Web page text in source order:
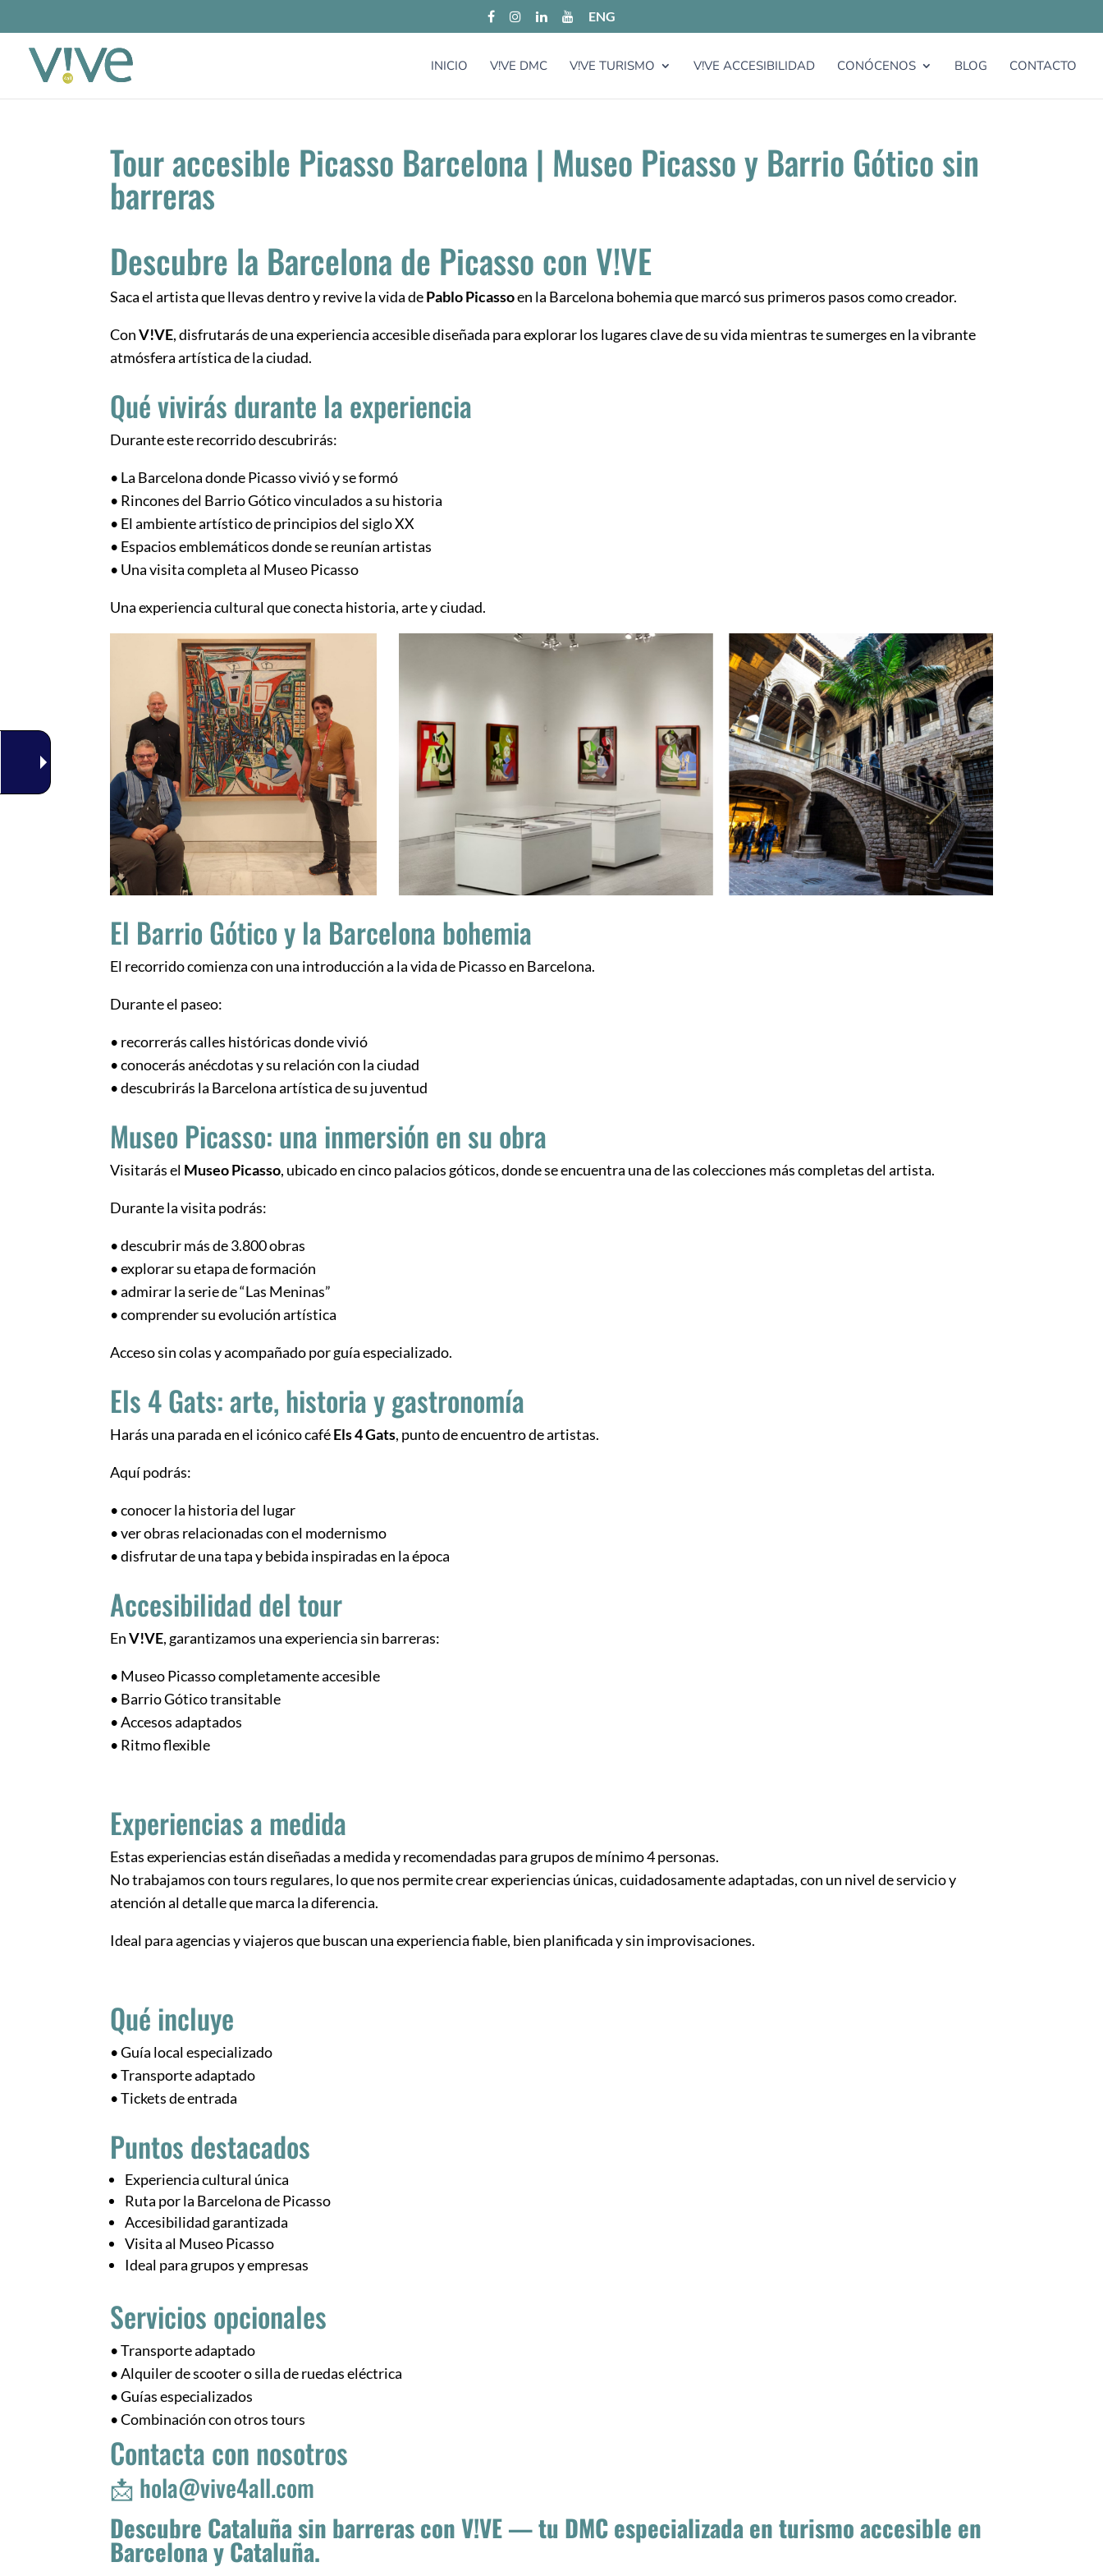
ENG
INICIO V!VE DMC V!VE TURISMO V!VE ACCESIBILIDAD CONÓCENOS BLOG CONTACTO
Tour accesible Picasso Barcelona | Museo Picasso y Barrio Gótico sin
barreras
Descubre la Barcelona de Picasso con V!VE
Saca el artista que llevas dentro y revive la vida dePablo Picassoen la Barcelona bohemia que marcó sus primeros pasos como creador.
ConV!VE, disfrutarás de una experiencia accesible diseñada para explorar los lugares clave de su vida mientras te sumerges en la vibrante
atmósfera artística de la ciudad.
Qué vivirás durante la experiencia
Durante este recorrido descubrirás:
• La Barcelona donde Picasso vivió y se formó
• Rincones del Barrio Gótico vinculados a su historia
• El ambiente artístico de principios del siglo XX
• Espacios emblemáticos donde se reunían artistas
• Una visita completa al Museo Picasso
Una experiencia cultural que conecta historia, arte y ciudad.
El Barrio Gótico y la Barcelona bohemia
El recorrido comienza con una introducción a la vida de Picasso en Barcelona.
Durante el paseo:
• recorrerás calles históricas donde vivió
• conocerás anécdotas y su relación con la ciudad
• descubrirás la Barcelona artística de su juventud
Museo Picasso: una inmersión en su obra
Visitarás el Museo Picasso, ubicado en cinco palacios góticos, donde se encuentra una de las colecciones más completas del artista.
Durante la visita podrás:
• descubrir más de 3.800 obras
• explorar su etapa de formación
• admirar la serie de “Las Meninas”
• comprender su evolución artística
Acceso sin colas y acompañado por guía especializado.
Els 4 Gats: arte, historia y gastronomía
Harás una parada en el icónico caféEls 4 Gats, punto de encuentro de artistas.
Aquí podrás:
• conocer la historia del lugar
• ver obras relacionadas con el modernismo
• disfrutar de una tapa y bebida inspiradas en la época
Accesibilidad del tour
EnV!VE, garantizamos una experiencia sin barreras:
• Museo Picasso completamente accesible
• Barrio Gótico transitable
• Accesos adaptados
• Ritmo flexible
Experiencias a medida
Estas experiencias están diseñadas a medida y recomendadas para grupos de mínimo 4 personas.
No trabajamos con tours regulares, lo que nos permite crear experiencias únicas, cuidadosamente adaptadas, con un nivel de servicio y
atención al detalle que marca la diferencia.
Ideal para agencias y viajeros que buscan una experiencia fiable, bien planificada y sin improvisaciones.
Qué incluye
• Guía local especializado
• Transporte adaptado
• Tickets de entrada
Puntos destacados
Experiencia cultural única
Ruta por la Barcelona de Picasso
Accesibilidad garantizada
Visita al Museo Picasso
Ideal para grupos y empresas
Servicios opcionales
• Transporte adaptado
• Alquiler de scooter o silla de ruedas eléctrica
• Guías especializados
• Combinación con otros tours
Contacta con nosotros
📩 hola@vive4all.com
Descubre Cataluña sin barreras con V!VE — tu DMC especializada en turismo accesible en
Barcelona y Cataluña.